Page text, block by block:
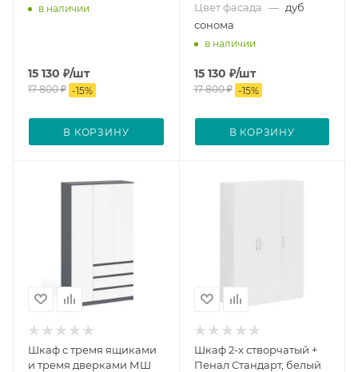
в наличии
15 130 ₽/шт
17 800₽ -15%
В КОРЗИНУ
Цвет фасада — дуб
сонома
в наличии
15 130 ₽/шт
17 800₽ -15%
В КОРЗИНУ
Шкаф с тремя ящиками
и тремя дверками МШ
Шкаф 2-х створчатый +
Пенал Стандарт, белый